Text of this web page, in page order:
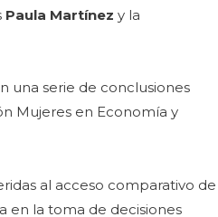
Paula Martínezy la
una serie de conclusiones
Mujeres en Economía y
al acceso comparativo de
en la toma de decisiones